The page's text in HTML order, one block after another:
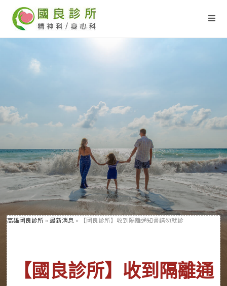
高雄國良診所 »最新消息 » 【國良診所】收到隔離通知書請勿就診
【國良診所】收到隔離通